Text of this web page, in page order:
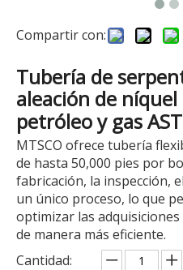
Compartir con:
Tubería de
aleación de
petróleo y gas
MTSCO ofrece tubería
de hasta 50,000 pies por
fabricación, la inspección,
un único proceso, lo que
optimizar las
de manera más eficiente.
Cantidad: